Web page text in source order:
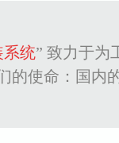
系统” 致力于为
的使命：国内